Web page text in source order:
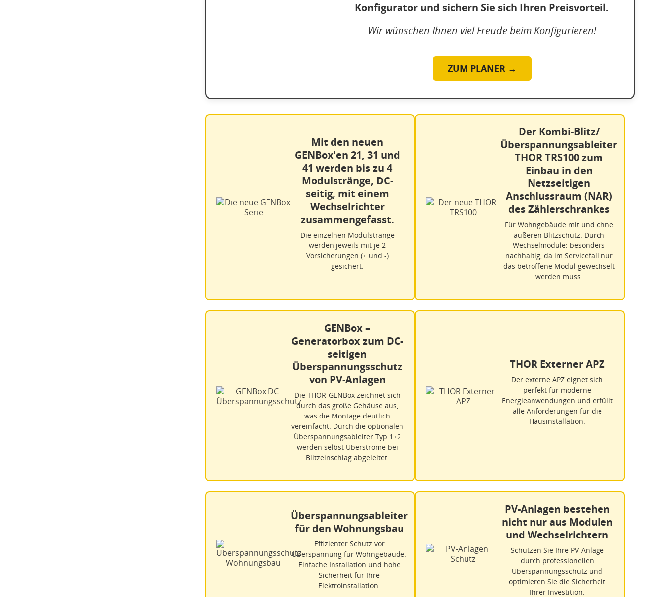
Konfigurator und sichern Sie sich Ihren Preisvorteil.
Wir wünschen Ihnen viel Freude beim Konfigurieren!
ZUM PLANER →
Mit den neuen
GENBox'en 21, 31 und
41 werden bis zu 4
Modulstränge, DC-
seitig, mit einem
Wechselrichter
zusammengefasst.
Die einzelnen Modulstränge
werden jeweils mit je 2
Vorsicherungen (+ und -)
gesichert.
Der Kombi-Blitz/
Überspannungsableiter
THOR TRS100 zum
Einbau in den
Netzseitigen
Anschlussraum (NAR)
des Zählerschrankes
Für Wohngebäude mit und ohne
äußeren Blitzschutz. Durch
Wechselmodule: besonders
nachhaltig, da im Servicefall nur
das betroffene Modul gewechselt
werden muss.
GENBox –
Generatorbox zum DC-
seitigen
Überspannungsschutz
von PV-Anlagen
Die THOR-GENBox zeichnet sich
durch das große Gehäuse aus,
was die Montage deutlich
vereinfacht. Durch die optionalen
Überspannungsableiter Typ 1+2
werden selbst Überströme bei
Blitzeinschlag abgeleitet.
THOR Externer APZ
Der externe APZ eignet sich
perfekt für moderne
Energieanwendungen und erfüllt
alle Anforderungen für die
Hausinstallation.
Überspannungsableiter
für den Wohnungsbau
Effizienter Schutz vor
Überspannung für Wohngebäude.
Einfache Installation und hohe
Sicherheit für Ihre
Elektroinstallation.
PV-Anlagen bestehen
nicht nur aus Modulen
und Wechselrichtern
Schützen Sie Ihre PV-Anlage
durch professionellen
Überspannungsschutz und
optimieren Sie die Sicherheit
Ihrer Investition.